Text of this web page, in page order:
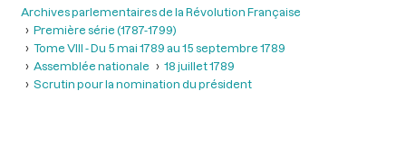
Archives parlementaires de la Révolution Française
Première série (1787-1799)
Tome VIII - Du 5 mai 1789 au 15 septembre 1789
Assemblée nationale
18 juillet 1789
Scrutin pour la nomination du président